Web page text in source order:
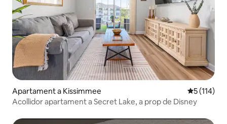
Apartament a Kissimmee 5 de
5 (114)
Acollidor apartament a Secret Lake, a prop de Disney